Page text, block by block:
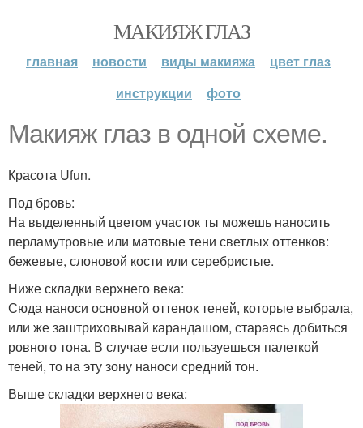
МАКИЯЖ ГЛАЗ
главная новости виды макияжа
цвет глаз
инструкции
фото
Макияж глаз в одной схеме.
Красота Ufun.
Под бровь:
На выделенный цветом участок ты можешь наносить
перламутровые или матовые тени светлых оттенков:
бежевые, слоновой кости или серебристые.
Ниже складки верхнего века:
Сюда наноси основной оттенок теней, которые выбрала,
или же заштриховывай карандашом, стараясь добиться
ровного тона. В случае если пользуешься палеткой
теней, то на эту зону наноси средний тон.
Выше складки верхнего века: